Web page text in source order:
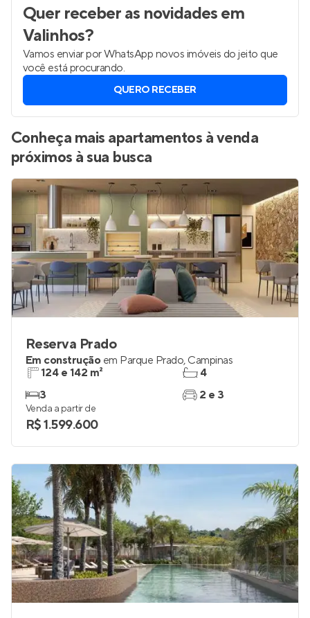
Quer receber as novidadesem
Valinhos?
Vamos enviar por WhatsApp novos imóveis do jeito que
você está procurando.
QUERO RECEBER
Conheça mais apartamentos à venda
próximos à sua busca
Reserva Prado
Em construção em Parque Prado, Campinas
124 e 142 m²
3
4
2 e 3
Venda a partir de
R$ 1.599.600